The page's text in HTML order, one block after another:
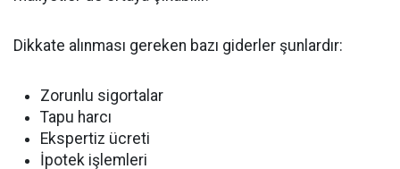
Dikkate alınması gereken bazı giderler şunlardır:
Zorunlu sigortalar
Tapu harcı
Ekspertiz ücreti
İpotek işlemleri